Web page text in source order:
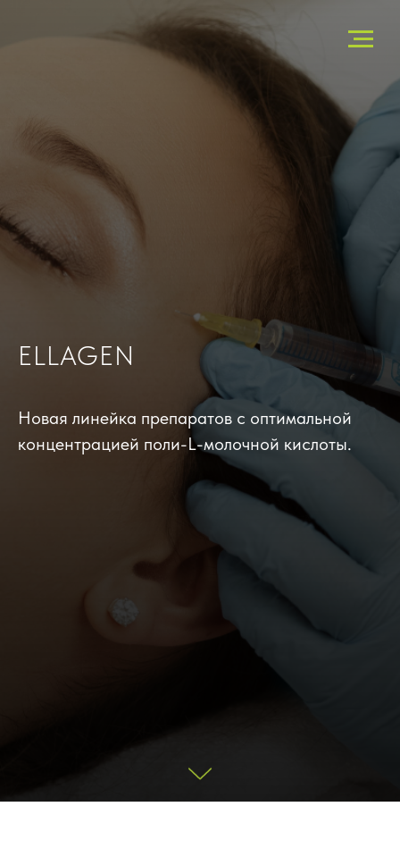
ELLAGEN
Новая линейка препаратов с оптимальной
концентрацией поли-L-молочной кислоты.